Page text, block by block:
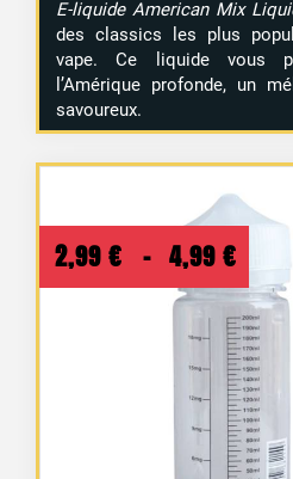
E-liquide American Mix
des classics les plus
vape. Ce liquide vous
l’Amérique profonde, un
savoureux.
2,99 € – 4,99 €
de
prix :
2,99 €
à
4,99 €